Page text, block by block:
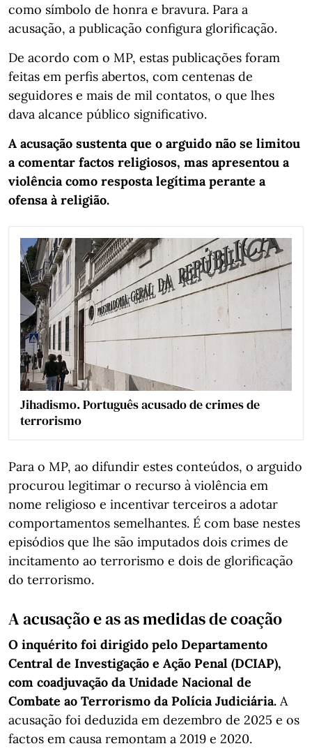
como símbolo de honra e bravura. Para a
acusação, a publicação configura glorificação.
De acordo com o MP, estas publicações foram
feitas em perfis abertos, com centenas de
seguidores e mais de mil contatos, o que lhes
dava alcance público significativo.
A acusação sustenta que o arguido não se limitou
a comentar factos religiosos, mas apresentou a
violência como resposta legítima perante a
ofensa à religião.
Jihadismo. Português acusado de crimes de
terrorismo
Para o MP, ao difundir estes conteúdos, o arguido
procurou legitimar o recurso à violência em
nome religioso e incentivar terceiros a adotar
comportamentos semelhantes. É com base nestes
episódios que lhe são imputados dois crimes de
incitamento ao terrorismo e dois de glorificação
do terrorismo.
A acusação e as as medidas de coação
O inquérito foi dirigido pelo Departamento
Central de Investigação e Ação Penal (DCIAP),
com coadjuvação da Unidade Nacional de
Combate ao Terrorismo da Polícia Judiciária. A
acusação foi deduzida em dezembro de 2025 e os
factos em causa remontam a 2019 e 2020.